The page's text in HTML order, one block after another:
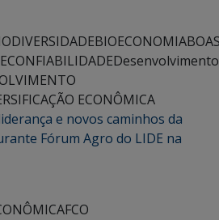
BIOECONOMIA
CONFIABILIDADEDesenvolvimento
ECONÔMICA
e novos caminhos da
Fórum Agro do LIDE na
FCO